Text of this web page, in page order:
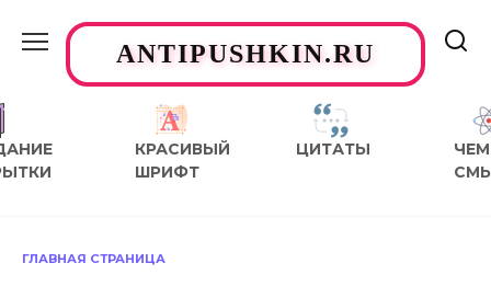
содержаниюANTIPUSHKIN.RU
КРАСИВЫЙ
ШРИФТ
ЦИТАТЫ
ЧЕМ
ГЛАВНАЯ СТРАНИЦА